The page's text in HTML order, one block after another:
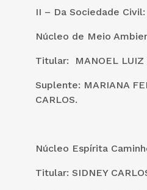
II – Da Sociedade Civil:
Núcleo de Meio
Titular: MANOEL LUIZ
Suplente: MARIANA
CARLOS.
Núcleo Espírita
Titular: SIDNEY